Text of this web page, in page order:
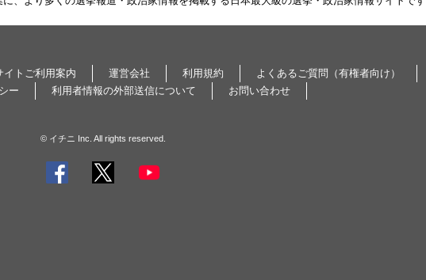
イトご利用案内 運営会社 利用規約
よくあるご質問（有権者向け）
ー
利用者情報の外部送信について お問い合わせ
© イチニ Inc. All rights reserved.